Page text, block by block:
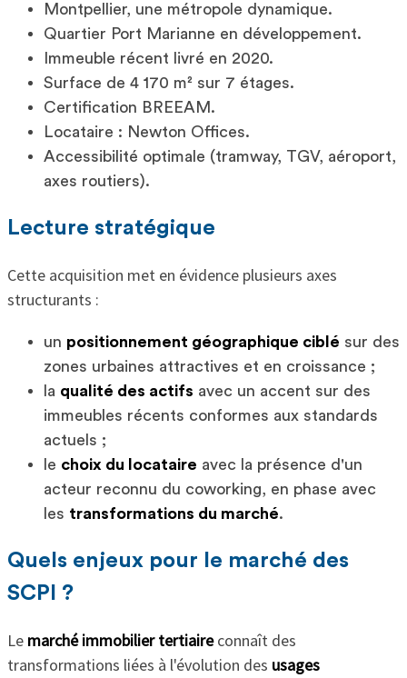
Montpellier, une métropole dynamique.
Quartier Port Marianne en développement.
Immeuble récent livré en 2020.
Surface de 4 170 m² sur 7 étages.
Certification BREEAM.
Locataire : Newton Offices.
Accessibilité optimale (tramway, TGV, aéroport,
axes routiers).
Lecture stratégique
Cette acquisition met en évidence plusieurs axes
structurants :
un positionnement géographique ciblé sur des
zones urbaines attractives et en croissance ;
la qualité des actifs avec un accent sur des
immeubles récents conformes aux standards
actuels ;
le choix du locataire avec la présence d'un
acteur reconnu du coworking, en phase avec
les transformations du marché.
Quels enjeux pour le marché des
SCPI ?
Le marché immobilier tertiaireconnaît des
transformations liées à l'évolution des usages